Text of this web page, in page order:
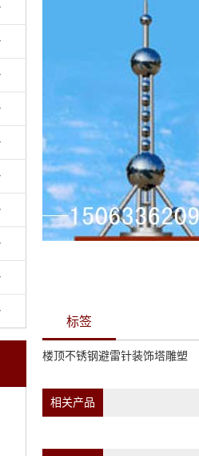
标签
楼顶不锈钢避雷针装饰塔雕塑
相关产品